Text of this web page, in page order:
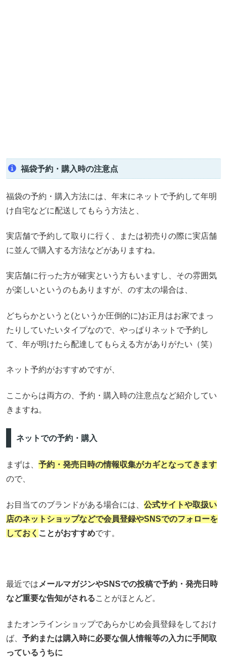
福袋予約・購入時の注意点
福袋の予約・購入方法には、年末にネットで予約して年明
け自宅などに配送してもらう方法と、
実店舗で予約して取りに行く、または初売りの際に実店舗
に並んで購入する方法などがありますね。
実店舗に行った方が確実という方もいますし、その雰囲気
が楽しいというのもありますが、のす太の場合は、
どちらかというと(というか圧倒的に)お正月はお家でまっ
たりしていたいタイプなので、やっぱりネットで予約し
て、年が明けたら配達してもらえる方がありがたい（笑）
ネット予約がおすすめですが、
ここからは両方の、予約・購入時の注意点など紹介してい
きますね。
ネットでの予約・購入
まずは、 予約・発売日時の情報収集がカギとなってきます
ので、
お目当てのブランドがある場合には、 公式サイトや取扱い
店のネットショップなどで会員登録やSNSでのフォローを
しておく ことがおすすめです。
最近ではメールマガジンやSNSでの投稿で予約・発売日時
など重要な告知がされることがほとんど。
またオンラインショップであらかじめ会員登録をしておけ
ば、 予約または購入時に必要な個人情報等の入力に手間取
っているうちに